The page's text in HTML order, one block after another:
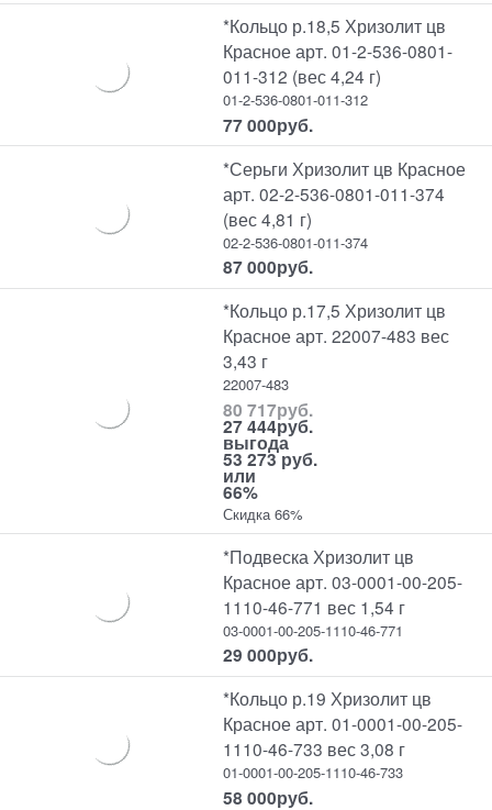
*Кольцо р.18,5 Хризолит цв
Красное арт. 01-2-536-0801-
011-312 (вес 4,24 г)
01-2-536-0801-011-312
77 000руб.
*Серьги Хризолит цв Красное
арт. 02-2-536-0801-011-374
(вес 4,81 г)
02-2-536-0801-011-374
87 000руб.
*Кольцо р.17,5 Хризолит цв
Красное арт. 22007-483 вес
3,43 г
22007-483
80 717руб.
27 444руб.
выгода
53 273 руб.
или
66%
Скидка 66%
*Подвеска Хризолит цв
Красное арт. 03-0001-00-205-
1110-46-771 вес 1,54 г
03-0001-00-205-1110-46-771
29 000руб.
*Кольцо р.19 Хризолит цв
Красное арт. 01-0001-00-205-
1110-46-733 вес 3,08 г
01-0001-00-205-1110-46-733
58 000руб.